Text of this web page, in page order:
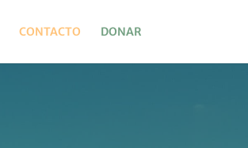
CONTACTO DONAR